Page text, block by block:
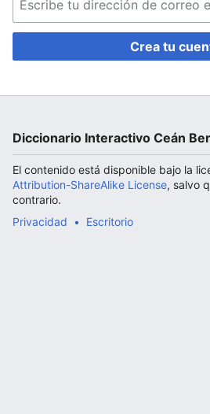
Abrir menú principal
Crea tu
Diccionario Interactivo Ceán
El contenido está disponible bajo la
Attribution-ShareAlike License, salvo
contrario.
Privacidad
Escritorio